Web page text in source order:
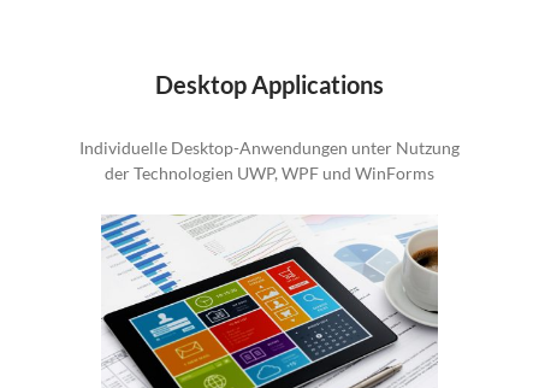
Desktop Applications
Individuelle Desktop-Anwendungen unter Nutzung
der Technologien UWP, WPF und WinForms